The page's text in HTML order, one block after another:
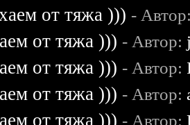
от тяжа ))) -
от тяжа ))) - Автор:
от тяжа ))) - Автор:
от тяжа ))) - Автор:
от тяжа ))) - Автор: